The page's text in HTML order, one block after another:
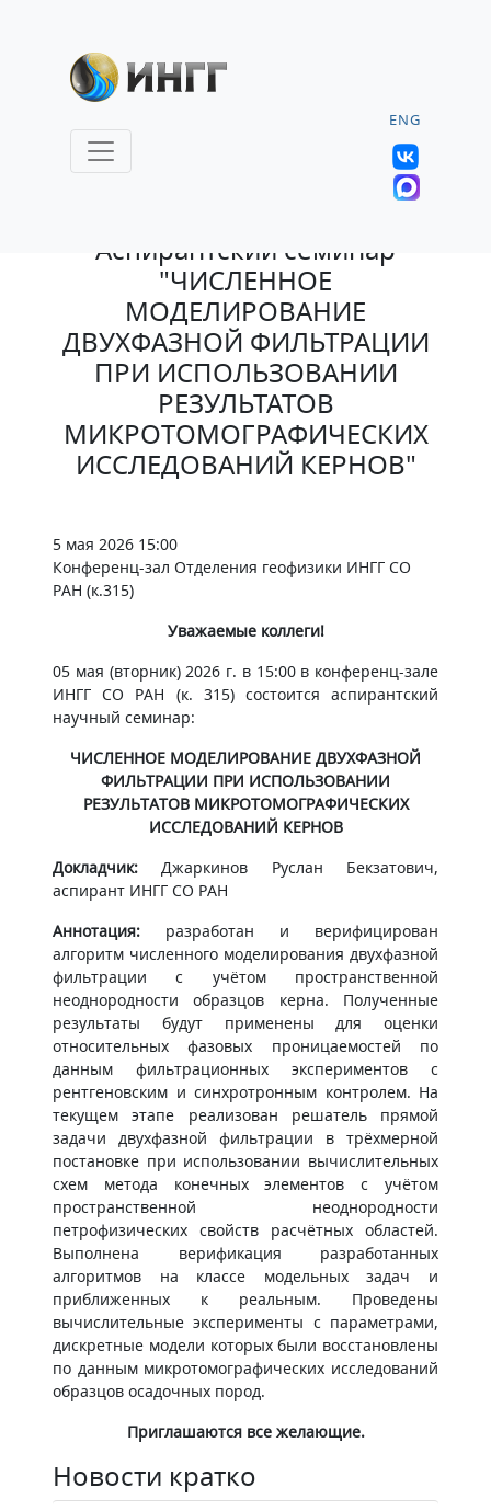
ENG
Аспирантский семинар
"ЧИСЛЕННОЕ
МОДЕЛИРОВАНИЕ
ДВУХФАЗНОЙ ФИЛЬТРАЦИИ
ПРИ ИСПОЛЬЗОВАНИИ
РЕЗУЛЬТАТОВ
МИКРОТОМОГРАФИЧЕСКИХ
ИССЛЕДОВАНИЙ КЕРНОВ"
5 мая 2026 15:00
Конференц-зал Отделения геофизики ИНГГ СО
РАН (к.315)
Уважаемые коллеги!
05 мая (вторник) 2026 г. в 15:00 в конференц-зале
ИНГГ СО РАН (к. 315) состоится аспирантский
научный семинар:
ЧИСЛЕННОЕ МОДЕЛИРОВАНИЕ ДВУХФАЗНОЙ
ФИЛЬТРАЦИИ ПРИ ИСПОЛЬЗОВАНИИ
РЕЗУЛЬТАТОВ МИКРОТОМОГРАФИЧЕСКИХ
ИССЛЕДОВАНИЙ КЕРНОВ
Докладчик: Джаркинов Руслан Бекзатович,
аспирант ИНГГ СО РАН
Аннотация: разработан и верифицирован
алгоритм численного моделирования двухфазной
фильтрации с учётом пространственной
неоднородности образцов керна. Полученные
результаты будут применены для оценки
относительных фазовых проницаемостей по
данным фильтрационных экспериментов с
рентгеновским и синхротронным контролем. На
текущем этапе реализован решатель прямой
задачи двухфазной фильтрации в трёхмерной
постановке при использовании вычислительных
схем метода конечных элементов с учётом
пространственной неоднородности
петрофизических свойств расчётных областей.
Выполнена верификация разработанных
алгоритмов на классе модельных задач и
приближенных к реальным. Проведены
вычислительные эксперименты с параметрами,
дискретные модели которых были восстановлены
по данным микротомографических исследований
образцов осадочных пород.
Приглашаются все желающие.
Новости кратко